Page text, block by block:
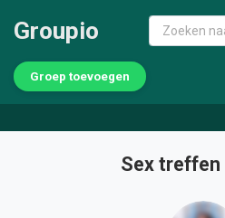
Groupio
Groep toevoegen
Sex treffen